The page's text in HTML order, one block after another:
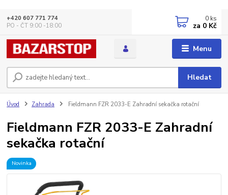
Menu
Hledat
+420 607 771 774
PO - ČT 9:00 -18:00
0 ks
za 0 Kč
Úvod Zahrada Fieldmann FZR 2033-E Zahradní sekačka rotační
Fieldmann FZR 2033-E Zahradní
sekačka rotační
Novinka